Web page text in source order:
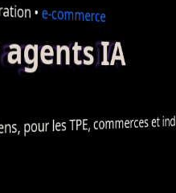
•e-commerceIA
pour lesTPE, commerces et